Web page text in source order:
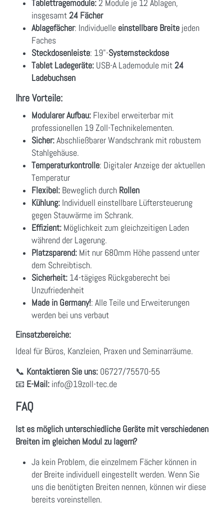
Tablettragemodule:2 Module je 12 Ablagen,
insgesamt24 Fächer
Ablagefächer: Individuelle einstellbare Breite jeden
Faches
Steckdosenleiste: 19"-Systemsteckdose
Tablet Ladegeräte: USB-A Lademodule mit24
Ladebuchsen
Ihre Vorteile:
Modularer Aufbau: Flexibel erweiterbar mit
professionellen 19 Zoll-Technikelementen.
Sicher:Abschließbarer Wandschrank mit robustem
Stahlgehäuse.
Temperaturkontrolle: Digitaler Anzeige der aktuellen
Temperatur
Flexibel: Beweglich durch Rollen
Kühlung: Individuell einstellbare Lüftersteuerung
gegen Stauwärme im Schrank.
Effizient: Möglichkeit zum gleichzeitigen Laden
während der Lagerung.
Platzsparend: Mit nur 680mm Höhe passend unter
dem Schreibtisch.
Sicherheit: 14-tägiges Rückgaberecht bei
Unzufriedenheit
Made in Germany!: Alle Teile und Erweiterungen
werden bei uns verbaut
Einsatzbereiche:
Ideal für Büros, Kanzleien, Praxen und Seminarräume.
📞 Kontaktieren Sie uns: 06727/75570-55
📧 E-Mail: info@19zoll-tec.de
FAQ
Ist es möglich unterschiedliche Geräte mit verschiedenen
Breiten im gleichen Modul zu lagern?
Ja kein Problem, die einzelmem Fächer können in
der Breite individuell eingestellt werden. Wenn Sie
uns die benötigten Breiten nennen, können wir diese
bereits voreinstellen.